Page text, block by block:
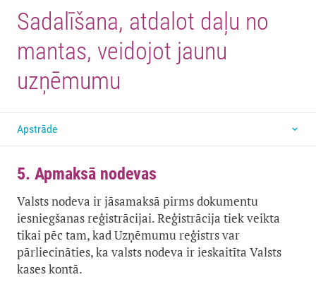
Sadalīšana, atdalot daļu no
mantas, veidojot jaunu
uzņēmumu
Apstrāde
5. Apmaksā nodevas
Valsts nodeva ir jāsamaksā pirms dokumentu
iesniegšanas reģistrācijai. Reģistrācija tiek veikta
tikai pēc tam, kad Uzņēmumu reģistrs var
pārliecināties, ka valsts nodeva ir ieskaitīta Valsts
kases kontā.